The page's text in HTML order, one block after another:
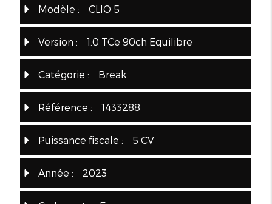
Modèle : CLIO 5
Version : 1.0 TCe 90ch Equilibre
Catégorie : Break
Référence : 1433288
Puissance fiscale : 5 CV
Année : 2023